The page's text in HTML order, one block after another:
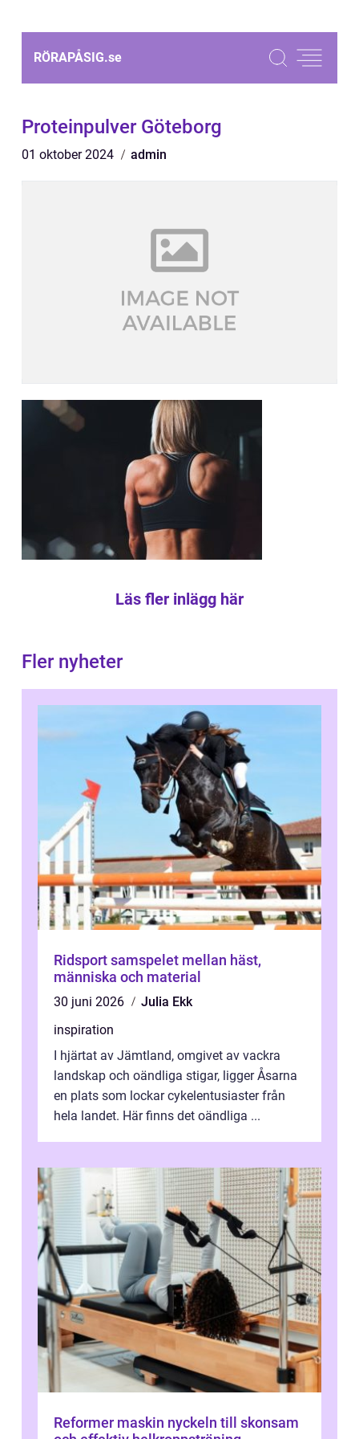
RÖRAPÅSIG.se
Proteinpulver Göteborg
01 oktober 2024 admin
Läs fler inlägg här
Fler nyheter
Ridsport samspelet mellan häst,
människa och material
30 juni 2026
Julia Ekk
inspiration
I hjärtat av Jämtland, omgivet av vackra
landskap och oändliga stigar, ligger Åsarna
en plats som lockar cykelentusiaster från
hela landet. Här finns det oändliga ...
Reformer maskin nyckeln till skonsam